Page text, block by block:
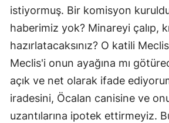
istiyormuş. Bir komisyon
haberimiz yok? Minareyi çalıp,
hazırlatacaksınız? O katili
Meclis'i onun ayağına mı
açık ve net olarak ifade
iradesini, Öcalan canisine ve
uzantılarına ipotek ettirmeyiz.